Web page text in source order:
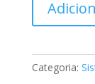
Tubo
Mercedes
Categoria: